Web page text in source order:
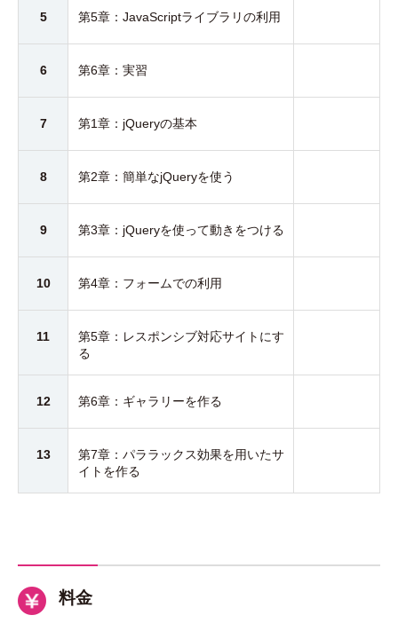
5 第5章：JavaScriptライブラリの利用
6 第6章：実習
7 第1章：jQueryの基本
8 第2章：簡単なjQueryを使う
9 第3章：jQueryを使って動きをつける
10 第4章：フォームでの利用
11
第5章：レスポンシブ対応サイトにす
る
12 第6章：ギャラリーを作る
13
第7章：パララックス効果を用いたサ
イトを作る
料金